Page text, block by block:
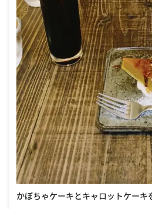
かぼちゃケーキとキャロットケーキ